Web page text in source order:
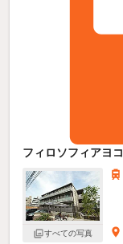
フィロソフィアヨ
すべての写真